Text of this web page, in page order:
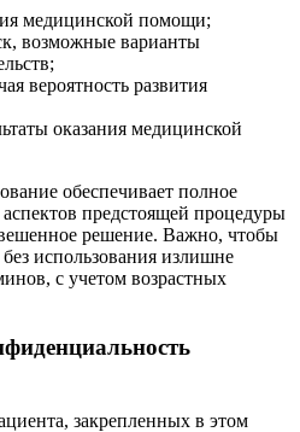
медицинской помощи;
возможные варианты
вероятность развития
оказания медицинской
обеспечивает полное
предстоящей процедуры
решение. Важно, чтобы
использования излишне
с учетом возрастных
закрепленных в этом